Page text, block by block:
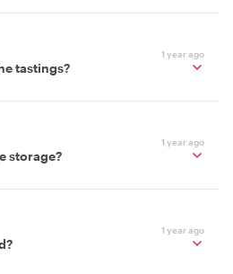
1 year ago
tastings?
1 year ago
storage?
1 year ago